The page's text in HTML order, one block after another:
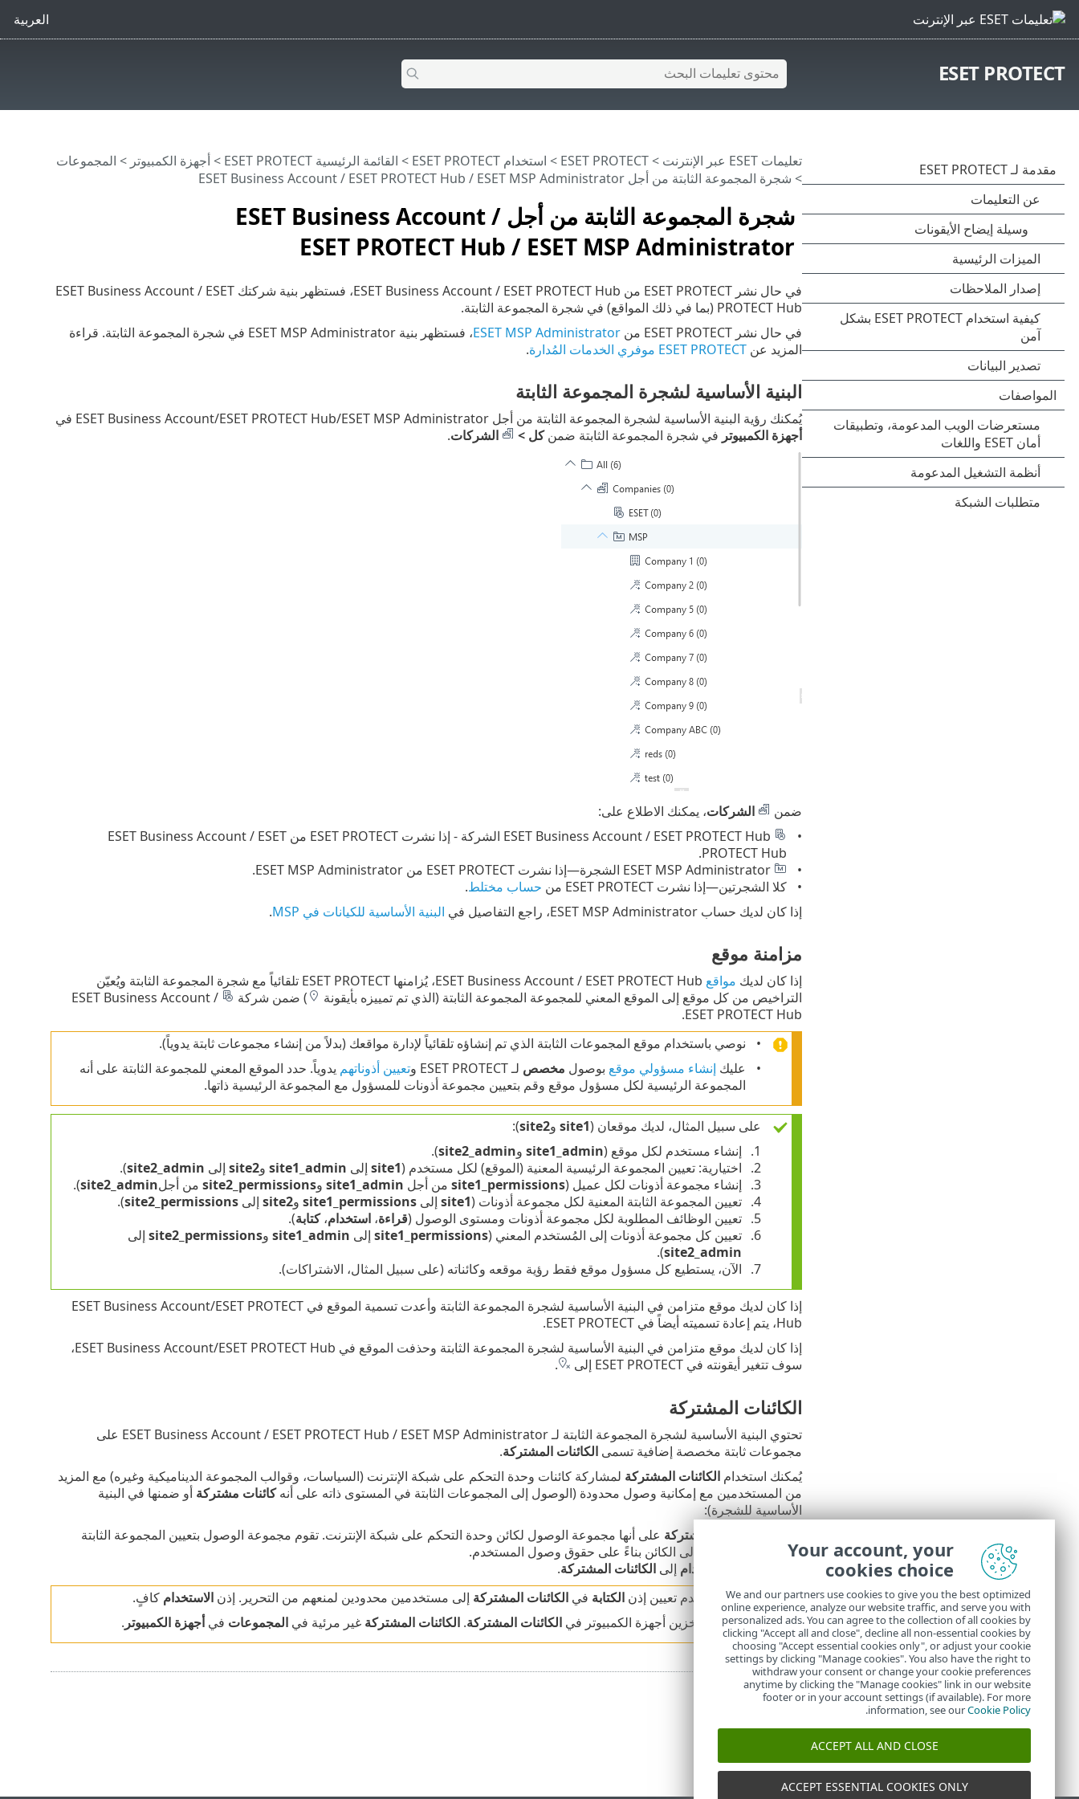
العربية
ESET PROTECT
شجرة المجموعة الثابتة من أجل ESET Business Account /
ESET PROTECT Hub / ESET MSP Administrator
تعليمات ESET عبر الإنترنت >
ESET PROTECT
> استخدام ‎ESET PROTECT > القائمة الرئيسية ESET PROTECT >أجهزة الكمبيوتر > المجموعات
> شجرة المجموعة الثابتة من أجل ESET Business Account / ESET PROTECT Hub / ESET MSP Administrator
في حال نشر ESET PROTECT من ESET Business Account / ESET PROTECT Hub، فستظهر بنية شركتك ESET Business Account / ESET
PROTECT Hub (بما في ذلك المواقع) في شجرة المجموعة الثابتة.
في حال نشر ESET PROTECT من
ESET MSP Administrator
، فستظهر بنية ESET MSP Administrator في شجرة المجموعة الثابتة. قراءة
المزيد عن ESET PROTECT موفري الخدمات المُدارة .
البنية الأساسية لشجرة المجموعة الثابتة
يُمكنك رؤية البنية الأساسية لشجرة المجموعة الثابتة من أجل ESET Business Account/ESET PROTECT Hub/ESET MSP Administrator في
أجهزة الكمبيوتر في شجرة المجموعة الثابتة ضمنكل > الشركات.
ضمن الشركات، يمكنك الاطلاع على:
ESET Business Account / ESET PROTECT Hub الشركة - إذا نشرت ESET PROTECT من ESET Business Account / ESET
PROTECT Hub.
كلا الشجرتين—إذا نشرت ESET PROTECT من
حساب مختلط.
إذا كان لديك حساب ESET MSP Administrator، راجع التفاصيل في
البنية الأساسية للكيانات في MSP .
مزامنة موقع
إذا كان لديك مواقع
ESET Business Account / ESET PROTECT Hub، يُزامنها ESET PROTECT تلقائياً مع شجرة المجموعة الثابتة ويُعيّن
التراخيص من كل موقع إلى الموقع المعني للمجموعة المجموعة الثابتة (الذي تم تمييزه بأيقونة
) ضمن شركة
ESET Business Account /
ESET PROTECT Hub.
نوصي باستخدام موقع المجموعات الثابتة الذي تم إنشاؤه تلقائياً لإدارة مواقعك (بدلاً من إنشاء مجموعات ثابتة يدوياً).
عليك إنشاء مسؤولي موقع بوصول مخصص لـ ESET PROTECT و تعيين أذوناتهم يدوياً. حدد الموقع المعني للمجموعة الثابتة على أنه
المجموعة الرئيسية لكل مسؤول موقع وقم بتعيين مجموعة أذونات للمسؤول مع المجموعة الرئيسية ذاتها.
على سبيل المثال، لديك موقعان (site1وsite2
):
إنشاء مستخدم لكل موقع (site1_adminوsite2_admin
).
اختيارية: تعيين المجموعة الرئيسية المعنية (الموقع) لكل مستخدم (site1إلى site1_adminوsite2إلى site2_admin
).
إنشاء مجموعة أذونات لكل عميل (site1_permissionsمن أجل site1_adminوsite2_permissionsمن أجلsite2_admin
).
تعيين المجموعة الثابتة المعنية لكل مجموعة أذونات (site1إلى site1_permissionsوsite2إلى site2_permissions
).
تعيين الوظائف المطلوبة لكل مجموعة أذونات ومستوى الوصول (قراءة، استخدام،كتابة).
تعيين كل مجموعة أذونات إلى المُستخدم المعني (site1_permissionsإلى site1_adminوsite2_permissionsإلى
site2_admin
).
الآن، يستطيع كل مسؤول موقع فقط رؤية موقعه وكائناته (على سبيل المثال، الاشتراكات).
إذا كان لديك موقع متزامن في البنية الأساسية لشجرة المجموعة الثابتة وأعدت تسمية الموقع في ESET Business Account/ESET PROTECT
Hub، يتم إعادة تسميته أيضاً في ESET PROTECT.
إذا كان لديك موقع متزامن في البنية الأساسية لشجرة المجموعة الثابتة وحذفت الموقع في ESET Business Account/ESET PROTECT Hub،
سوف تتغير أيقونته في ESET PROTECT إلى
.
الكائنات المشتركة
تحتوي البنية الأساسية لشجرة المجموعة الثابتة لـ ESET Business Account / ESET PROTECT Hub / ESET MSP Administrator على
مجموعات ثابتة مخصصة إضافية تسمى الكائنات المشتركة.
يُمكنك استخدام الكائنات المشتركة لمشاركة كائنات وحدة التحكم على شبكة الإنترنت (السياسات، وقوالب المجموعة الديناميكية وغيره) مع المزيد
من المستخدمين مع إمكانية وصول محدودة (الوصول إلى المجموعات الثابتة في المستوى ذاته على أنهكائنات مشتركة أو ضمنها في البنية
الأساسية للشجرة):
الكائنات المشتركة على أنها مجموعة الوصول لكائن وحدة التحكم على شبكة الإنترنت. تقوم مجموعة الوصول بتعيين المجموعة الثابتة
للكائن والوصول إلى الكائن بناءً على حقوق وصول المستخدم.
الاستخدام إلى الكائنات المشتركة.
تأكد من عدم تعيين إذن الكتابة في الكائنات المشتركة إلى مستخدمين محدودين لمنعهم من التحرير. إذن الاستخدام كافٍ.
لا يُمكنك تخزين أجهزة الكمبيوتر في الكائنات المشتركة. الكائنات المشتركة غير مرئية في المجموعات فيأجهزة الكمبيوتر .
Your account, your
cookies choice
We and our partners use cookies to give you the best optimized
online experience, analyze our website traffic, and serve you with
personalized ads. You can agree to the collection of all cookies by
clicking "Accept all and close", decline all non-essential cookies by
choosing "Accept essential cookies only", or adjust your cookie
settings by clicking "Manage cookies". You also have the right to
withdraw your consent or change your cookie preferences
anytime by clicking the "Manage cookies" link in our website
footer or in your account settings (if available). For more
information, see ourCookie Policy
.
ACCEPT ALL AND CLOSE
ACCEPT ESSENTIAL COOKIES ONLY